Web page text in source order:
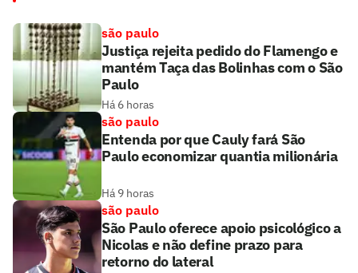
são paulo
Justiça rejeita pedido do Flamengo e
mantém Taça das Bolinhas com o São
Paulo
Há 6 horas
são paulo
Entenda por que Cauly fará São
Paulo economizar quantia milionária
Há 9 horas
são paulo
São Paulo oferece apoio psicológico a
Nicolas e não define prazo para
retorno do lateral